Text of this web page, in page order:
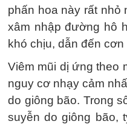
phấn hoa này rất nhỏ
xâm nhập đường hô
khó chịu, dẫn đến
Viêm mũi dị ứng theo
nguy cơ nhạy cảm
do giông bão. Trong
suyễn do giông bão,